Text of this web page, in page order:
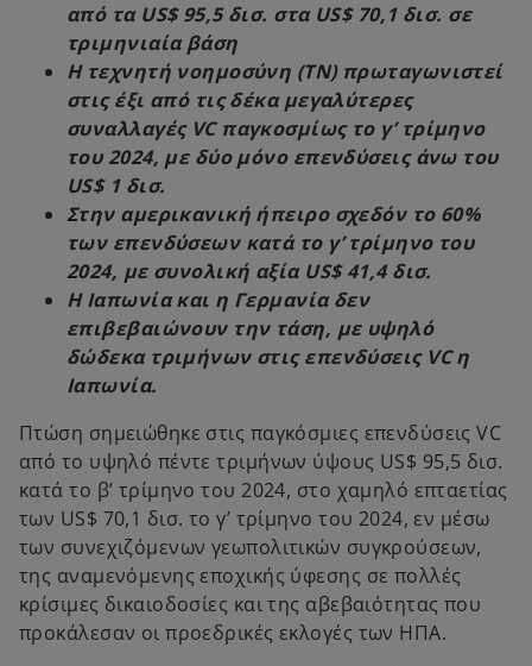
a
b
a
b
από τα US$ 95,5 δισ. στα US$ 70,1 δισ. σε
τριμηνιαία βάση
Η τεχνητή νοημοσύνη (TN) πρωταγωνιστεί
στις έξι από τις δέκα μεγαλύτερες
συναλλαγές VC παγκοσμίως το γ’ τρίμηνο
του 2024, με δύο μόνο επενδύσεις άνω του
US$ 1 δισ.
Στην αμερικανική ήπειρο σχεδόν το 60%
των επενδύσεων κατά το γ’ τρίμηνο του
2024, με συνολική αξία US$ 41,4 δισ.
Η Ιαπωνία και η Γερμανία δεν
επιβεβαιώνουν την τάση, με υψηλό
δώδεκα τριμήνων στις επενδύσεις VC η
Ιαπωνία.
Πτώση σημειώθηκε στις παγκόσμιες επενδύσεις VC
από το υψηλό πέντε τριμήνων ύψους US$ 95,5 δισ.
κατά το β’ τρίμηνο του 2024, στο χαμηλό επταετίας
των US$ 70,1 δισ. το γ’ τρίμηνο του 2024, εν μέσω
των συνεχιζόμενων γεωπολιτικών συγκρούσεων,
της αναμενόμενης εποχικής ύφεσης σε πολλές
κρίσιμες δικαιοδοσίες και της αβεβαιότητας που
προκάλεσαν οι προεδρικές εκλογές των ΗΠΑ.